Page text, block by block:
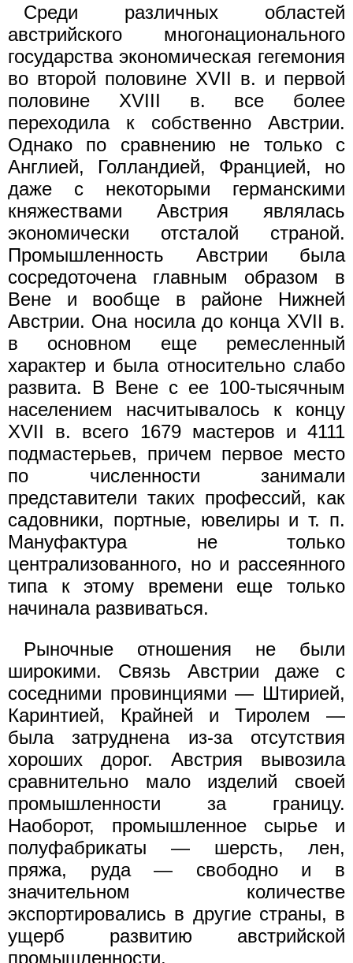
Среди различных областей
австрийского многонационального
государства экономическая гегемония
во второй половине XVII в. и первой
половине XVIII в. все более
переходила к собственно Австрии.
Однако по сравнению не только с
Англией, Голландией, Францией, но
даже с некоторыми германскими
княжествами Австрия являлась
экономически отсталой страной.
Промышленность Австрии была
сосредоточена главным образом в
Вене и вообще в районе Нижней
Австрии. Она носила до конца XVII в.
в основном еще ремесленный
характер и была относительно слабо
развита. В Вене с ее 100-тысячным
населением насчитывалось к концу
XVII в. всего 1679 мастеров и 4111
подмастерьев, причем первое место
по численности занимали
представители таких профессий, как
садовники, портные, ювелиры и т. п.
Мануфактура не только
централизованного, но и рассеянного
типа к этому времени еще только
начинала развиваться.
Рыночные отношения не были
широкими. Связь Австрии даже с
соседними провинциями — Штирией,
Каринтией, Крайней и Тиролем —
была затруднена из-за отсутствия
хороших дорог. Австрия вывозила
сравнительно мало изделий своей
промышленности за границу.
Наоборот, промышленное сырье и
полуфабрикаты — шерсть, лен,
пряжа, руда — свободно и в
значительном количестве
экспортировались в другие страны, в
ущерб развитию австрийской
промышленности.